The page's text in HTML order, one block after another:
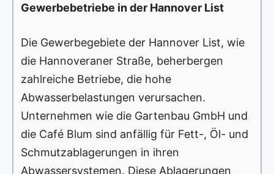
Gewerbebetriebe in der Hannover List
Die Gewerbegebiete der Hannover List, wie
die Hannoveraner Straße, beherbergen
zahlreiche Betriebe, die hohe
Abwasserbelastungen verursachen.
Unternehmen wie die Gartenbau GmbH und
die Café Blum sind anfällig für Fett-, Öl- und
Schmutzablagerungen in ihren
Abwassersystemen. Diese Ablagerungen